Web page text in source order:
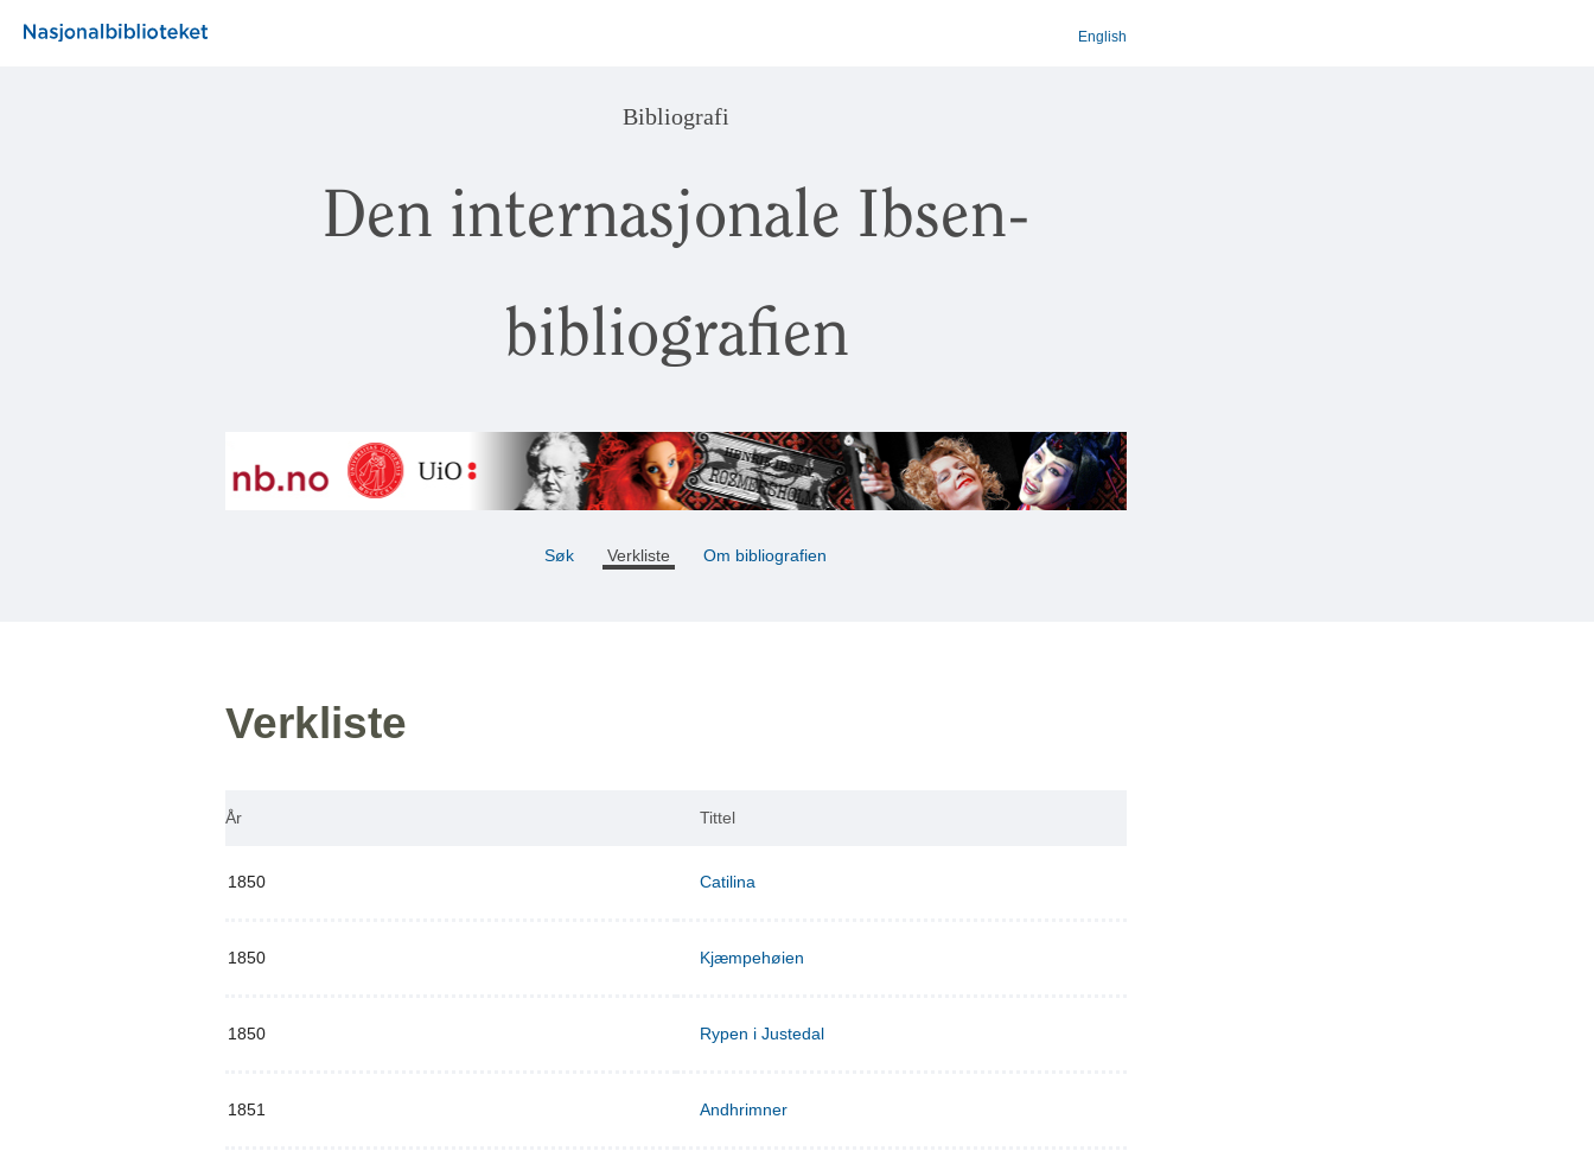
English
Bibliografi
Den internasjonale Ibsen-
bibliografien
Søk Verkliste Om bibliografien
Verkliste
År Tittel
1850 Catilina
1850 Kjæmpehøien
1850 Rypen i Justedal
1851 Andhrimner